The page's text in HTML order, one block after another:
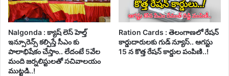
Nalgonda : క్యాష్ లెస్ హెల్త్
ఇన్సూరెన్స్ కల్పిస్తే సీఎం కు
పాలాభిషేకం చేస్తాం.. లేదంటే 5వేల
మంది జర్నలిస్టులతో సచివాలయం
ముట్టడి..!
Ration Cards : తెలంగాణలో రేషన్
కార్డుదారులకు గుడ్ న్యూస్.. ఆగస్టు
15 న కొత్త రేషన్ కార్డుల పంపిణి..!